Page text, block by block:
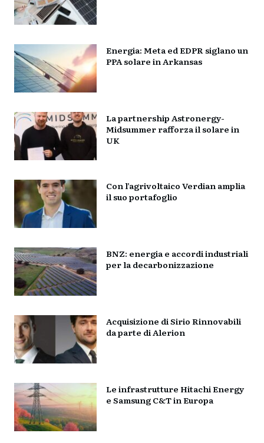
Energia: Meta ed EDPR siglano un
PPA solare in Arkansas
La partnership Astronergy-
Midsummer rafforza il solare in
UK
Con l’agrivoltaico Verdian amplia
il suo portafoglio
BNZ: energia e accordi industriali
per la decarbonizzazione
Acquisizione di Sirio Rinnovabili
da parte di Alerion
Le infrastrutture Hitachi Energy
e Samsung C&T in Europa